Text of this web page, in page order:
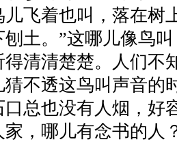
飞着也叫，落在树
土。”这哪儿像鸟
清清楚楚。人们不
不透这鸟叫声音的
总也没有人烟，好
，哪儿有念书的人